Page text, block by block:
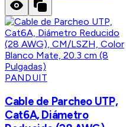
PANDUIT
Cable de Parcheo UTP,
Cat6A, Diámetro